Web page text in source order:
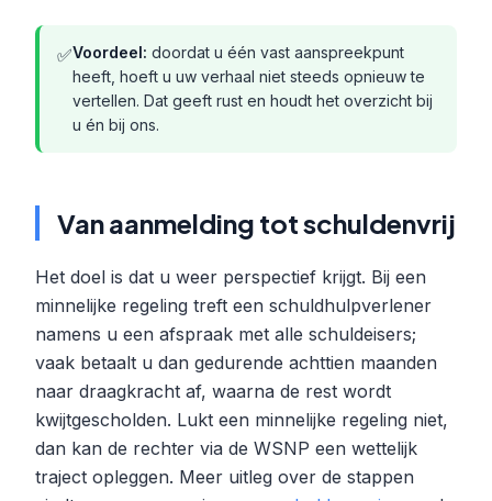
✅Voordeel: doordat u één vast aanspreekpunt
heeft, hoeft u uw verhaal niet steeds opnieuw te
vertellen. Dat geeft rust en houdt het overzicht bij
u én bij ons.
Van aanmelding tot schuldenvrij
Het doel is dat u weer perspectief krijgt. Bij een
minnelijke regeling treft een schuldhulpverlener
namens u een afspraak met alle schuldeisers;
vaak betaalt u dan gedurende achttien maanden
naar draagkracht af, waarna de rest wordt
kwijtgescholden. Lukt een minnelijke regeling niet,
dan kan de rechter via de WSNP een wettelijk
traject opleggen. Meer uitleg over de stappen